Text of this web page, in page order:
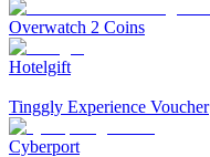
Overwatch 2 Coins
Hotelgift
Tinggly Experience Voucher
Cyberport